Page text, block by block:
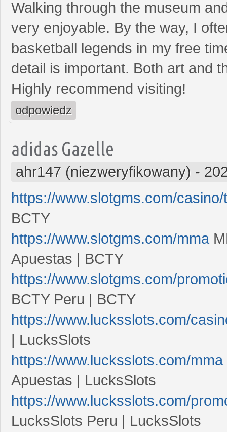
Walking through the museum
very enjoyable. By the way, I
basketball legends in my free
detail is important. Both art and
Highly recommend visiting!
odpowiedz
adidas Gazelle
ahr147 (niezweryfikowany) -
https://www.slotgms.com/casino/
BCTY
https://www.slotgms.com/mma
Apuestas | BCTY
https://www.slotgms.com/
BCTY Peru | BCTY
https://www.lucksslots.com/
| LucksSlots
https://www.lucksslots.com/mma
Apuestas | LucksSlots
https://www.lucksslots.com/
LucksSlots Peru | LucksSlots